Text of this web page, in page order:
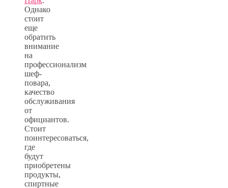
Однако
стоит
еще
обратить
внимание
на
профессионализм
шеф-
повара,
качество
обслуживания
от
официантов.
Стоит
поинтересоваться,
где
будут
приобретены
продукты,
спиртные